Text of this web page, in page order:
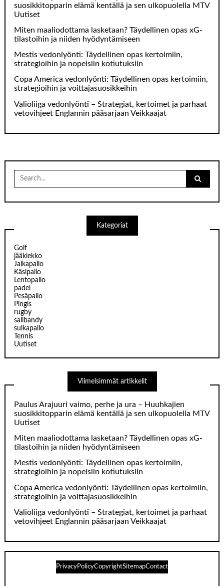
suosikkitopparin elämä kentällä ja sen ulkopuolella MTV
Uutiset
Miten maaliodottama lasketaan? Täydellinen opas xG-
tilastoihin ja niiden hyödyntämiseen
Mestis vedonlyönti: Täydellinen opas kertoimiin,
strategioihin ja nopeisiin kotiutuksiin
Copa America vedonlyönti: Täydellinen opas kertoimiin,
strategioihin ja voittajasuosikkeihin
Valioliiga vedonlyönti – Strategiat, kertoimet ja parhaat
vetovihjeet Englannin pääsarjaan Veikkaajat
Search
for:
Kategoriat
Golf
jääkiekko
Jalkapallo
Käsipallo
Lentopallo
padel
Pesäpallo
Pingis
rugby
salibandy
sulkapallo
Tennis
Uutiset
Viimeisimmät artikkelit
Paulus Arajuuri vaimo, perhe ja ura – Huuhkajien
suosikkitopparin elämä kentällä ja sen ulkopuolella MTV
Uutiset
Miten maaliodottama lasketaan? Täydellinen opas xG-
tilastoihin ja niiden hyödyntämiseen
Mestis vedonlyönti: Täydellinen opas kertoimiin,
strategioihin ja nopeisiin kotiutuksiin
Copa America vedonlyönti: Täydellinen opas kertoimiin,
strategioihin ja voittajasuosikkeihin
Valioliiga vedonlyönti – Strategiat, kertoimet ja parhaat
vetovihjeet Englannin pääsarjaan Veikkaajat
PrivacyPolicyCopyrightSitemapContact